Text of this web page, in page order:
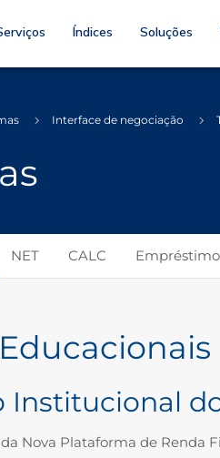
Índices Soluções
Interface de negociação
NET CALC
Institucional
Nova Plataforma de Renda